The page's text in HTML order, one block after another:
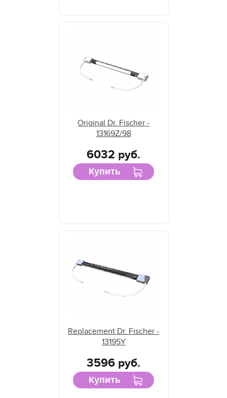
Original Dr. Fischer -
13169Z/98
6032 руб.
Купить
Replacement Dr. Fischer -
13195Y
3596 руб.
Купить